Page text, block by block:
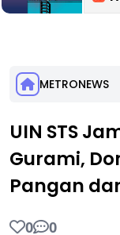
METRONEWS
UIN STS
Gurami,
Pangan
0 0